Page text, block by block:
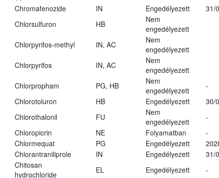
Chromafenozide IN Engedélyezett
31/
Chlorsulfuron
HB
Nem
engedélyezett
Chlorpyrifos-methyl
IN, AC
Nem
engedélyezett
Chlorpyrifos
IN, AC
Nem
engedélyezett
Chlorpropham
PG, HB
Nem
engedélyezett
-
Chlorotoluron
HB Engedélyezett
30/
Chlorothalonil
FU
Nem
engedélyezett
-
Chloropicrin
NE Folyamatban
-
Chlormequat
PG Engedélyezett
Chlorantraniliprole
IN Engedélyezett
31/
Chitosan
hydrochloride
EL Engedélyezett
-